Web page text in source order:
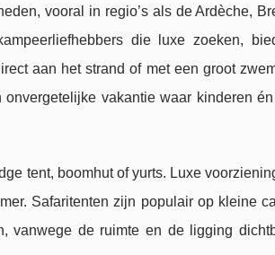
vooral in regio’s als de Ardèche,
die luxe zoeken,
aan het strand of met een groot
vakantie waar kinderen
tent, boomhut of yurts. Luxe
Safaritenten zijn populair op kleine
vanwege de ruimte en de ligging